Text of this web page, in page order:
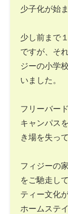
少子化が始
少し前まで
ですが、そ
ジーの小学
いました。
フリーバー
キャンパス
き場を失っ
フィジーの
をご馳走し
ティー文化
ホームステ